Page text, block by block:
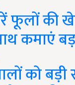
फूलों की
कमाएं
को बड़ी